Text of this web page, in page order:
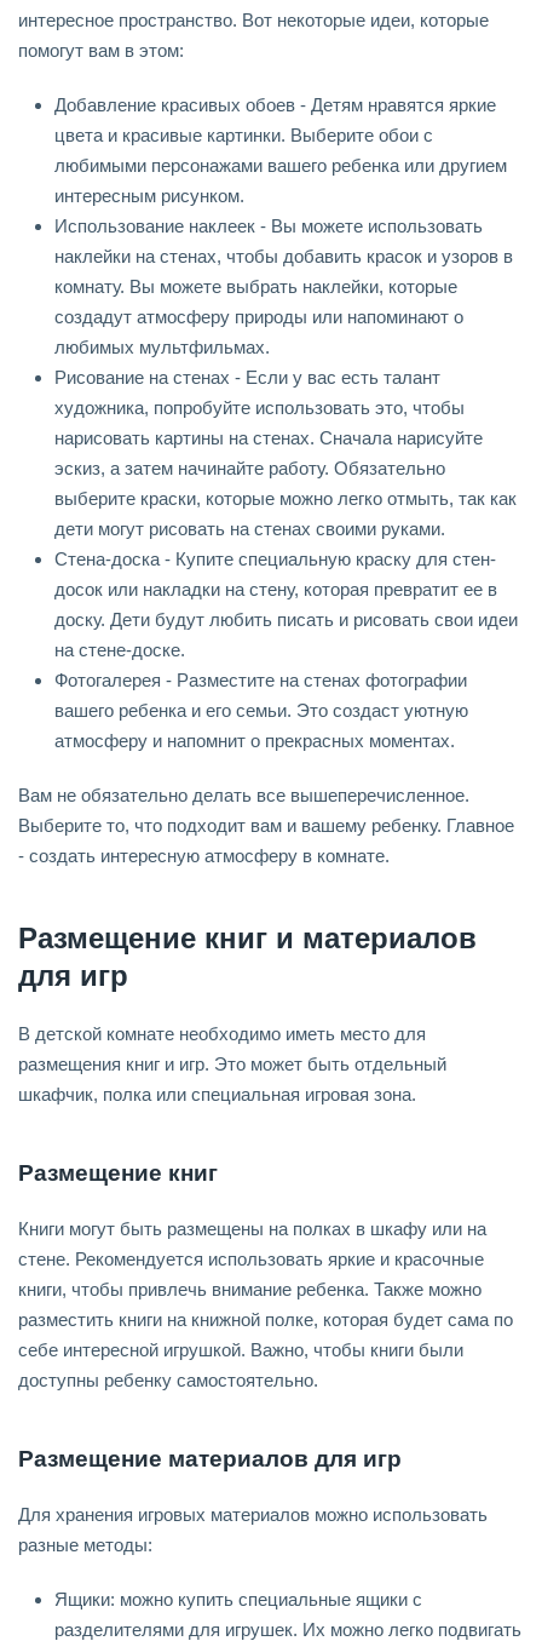
интересное пространство. Вот некоторые идеи, которые
помогут вам в этом:
Добавление красивых обоев - Детям нравятся яркие
цвета и красивые картинки. Выберите обои с
любимыми персонажами вашего ребенка или другием
интересным рисунком.
Использование наклеек - Вы можете использовать
наклейки на стенах, чтобы добавить красок и узоров в
комнату. Вы можете выбрать наклейки, которые
создадут атмосферу природы или напоминают о
любимых мультфильмах.
Рисование на стенах - Если у вас есть талант
художника, попробуйте использовать это, чтобы
нарисовать картины на стенах. Сначала нарисуйте
эскиз, а затем начинайте работу. Обязательно
выберите краски, которые можно легко отмыть, так как
дети могут рисовать на стенах своими руками.
Стена-доска - Купите специальную краску для стен-
досок или накладки на стену, которая превратит ее в
доску. Дети будут любить писать и рисовать свои идеи
на стене-доске.
Фотогалерея - Разместите на стенах фотографии
вашего ребенка и его семьи. Это создаст уютную
атмосферу и напомнит о прекрасных моментах.
Вам не обязательно делать все вышеперечисленное.
Выберите то, что подходит вам и вашему ребенку. Главное
- создать интересную атмосферу в комнате.
Размещение книг и материалов
для игр
В детской комнате необходимо иметь место для
размещения книг и игр. Это может быть отдельный
шкафчик, полка или специальная игровая зона.
Размещение книг
Книги могут быть размещены на полках в шкафу или на
стене. Рекомендуется использовать яркие и красочные
книги, чтобы привлечь внимание ребенка. Также можно
разместить книги на книжной полке, которая будет сама по
себе интересной игрушкой. Важно, чтобы книги были
доступны ребенку самостоятельно.
Размещение материалов для игр
Для хранения игровых материалов можно использовать
разные методы:
Ящики: можно купить специальные ящики с
разделителями для игрушек. Их можно легко подвигать